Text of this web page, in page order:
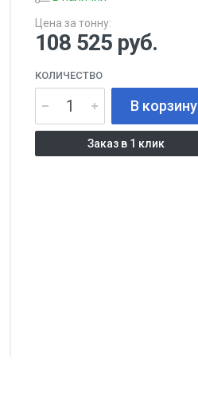
Цена за тонну:
108 525 руб.
КОЛИЧЕСТВО
В корзину
Заказ в 1 клик